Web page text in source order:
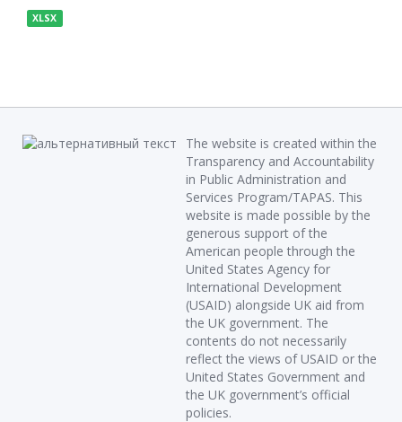
XLSX
The website is created within the
Transparency and Accountability
in Public Administration and
Services Program/TAPAS. This
website is made possible by the
generous support of the
American people through the
United States Agency for
International Development
(USAID) alongside UK aid from
the UK government. The
contents do not necessarily
reflect the views of USAID or the
United States Government and
the UK government’s official
policies.